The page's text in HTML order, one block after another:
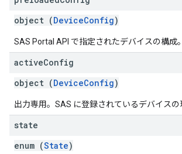
object (DeviceConfig)
SAS Portal API で指定されたデバイスの構成。
activeConfig
object (DeviceConfig)
出力専用。SAS に登録されているデバイスの
state
enum (State)